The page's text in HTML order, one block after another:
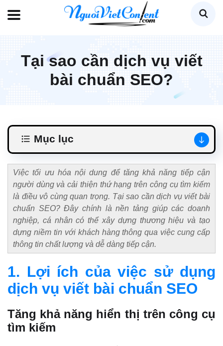
Tại sao cần dịch vụ viết
bài chuẩn SEO?
Mục lục
Việc tối ưu hóa nội dung để tăng khả năng tiếp cận
người dùng và cải thiện thứ hạng trên công cụ tìm kiếm
là điều vô cùng quan trọng. Tại sao cần dịch vụ viết bài
chuẩn SEO? Đây chính là nền tảng giúp các doanh
nghiệp, cá nhân có thể xây dựng thương hiệu và tạo
dựng niềm tin với khách hàng thông qua việc cung cấp
thông tin chất lượng và dễ dàng tiếp cận.
1. Lợi ích của việc sử dụng
dịch vụ viết bài chuẩn SEO
Tăng khả năng hiển thị trên công cụ
tìm kiếm